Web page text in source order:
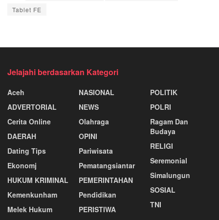
Tablet FE
Jelajahi berdasarkan Kategori
Aceh
ADVERTORIAL
Cerita Online
DAERAH
Dating Tips
Ekonomj
HUKUM KRIMINAL
Kemenkunham
Melek Hukum
NASIONAL
NEWS
Olahraga
OPINI
Pariwisata
Pematangsiantar
PEMERINTAHAN
Pendidikan
PERISTIWA
POLITIK
POLRI
Ragam Dan
Budaya
RELIGI
Seremonial
Simalungun
SOSIAL
TNI